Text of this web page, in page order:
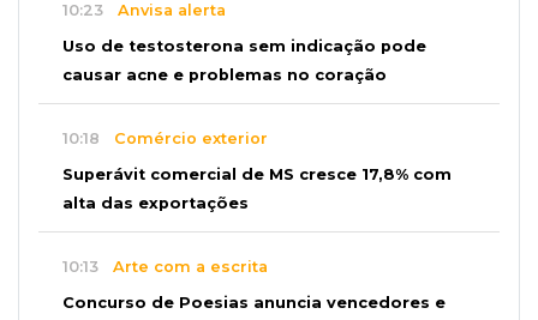
10:23 Anvisa alerta
Uso de testosterona sem indicação pode
causar acne e problemas no coração
10:18 Comércio exterior
Superávit comercial de MS cresce 17,8% com
alta das exportações
10:13 Arte com a escrita
Concurso de Poesias anuncia vencedores e